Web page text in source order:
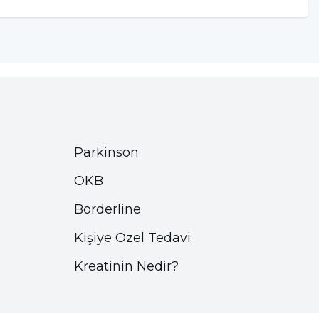
Parkinson
OKB
Borderline
Kişiye Özel Tedavi
Kreatinin Nedir?